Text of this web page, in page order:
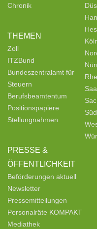
Chronik
THEMEN
Zoll
ITZBund
Bundeszentralamt für
Steuern
Berufsbeamtentum
Positionspapiere
Stellungnahmen
PRESSE &
ÖFFENTLICHKEIT
Beförderungen aktuell
Newsletter
Pressemitteilungen
Personalräte KOMPAKT
Mediathek